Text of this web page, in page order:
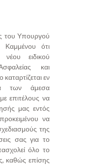
του Υπουργού
ότι
ειδικού
και
εν
των άμεσα
επιτέλους να
μας εντός
να
της
σας για το
όλο το
καθώς επίσης